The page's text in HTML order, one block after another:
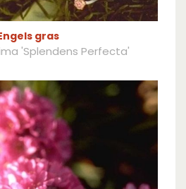
gras
'Splendens Perfecta'